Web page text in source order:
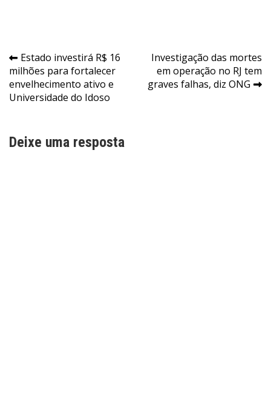
Navegação
de
Post
Estado investirá R$ 16
milhões para fortalecer
envelhecimento ativo e
Universidade do Idoso
Investigação das mortes
em operação no RJ tem
graves falhas, diz ONG
Deixe uma resposta